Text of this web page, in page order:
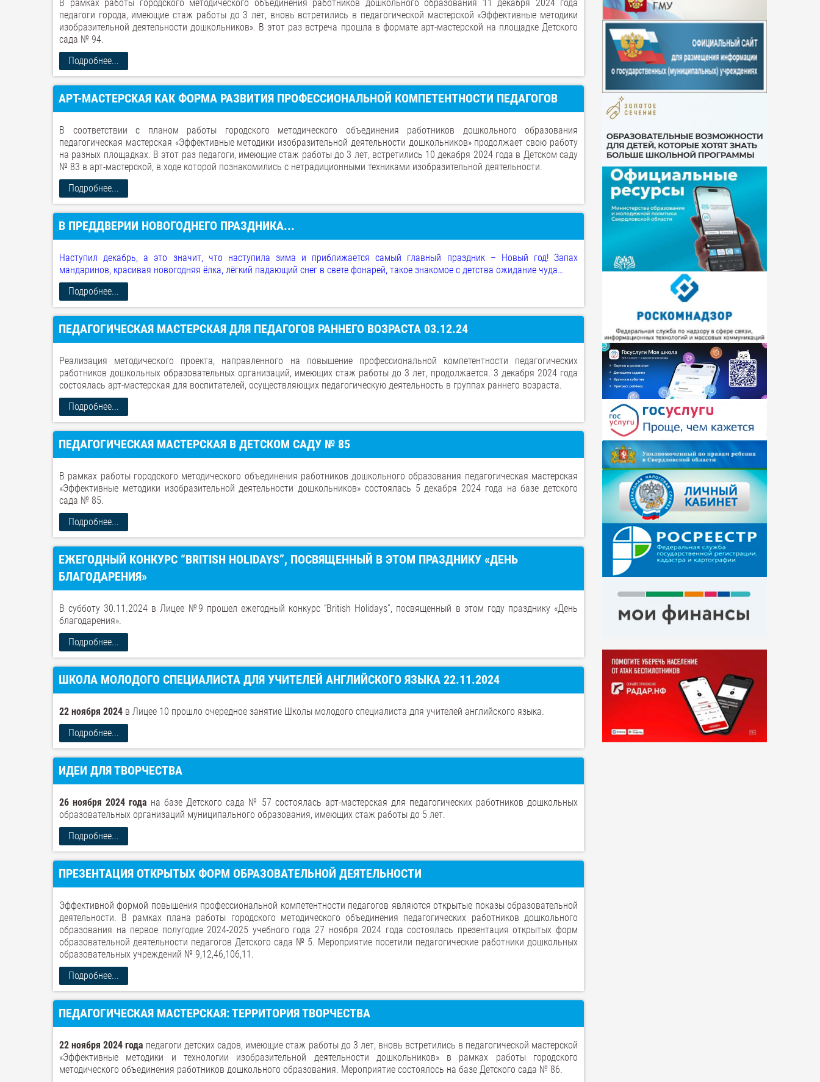
В рамках работы городского методического объединения работников дошкольного образования 11 декабря 2024 года
педагоги города, имеющие стаж работы до 3 лет, вновь встретились в педагогической мастерской «Эффективные методики
изобразительной деятельности дошкольников». В этот раз встреча прошла в формате арт-мастерской на площадке Детского
сада № 94.
Подробнее...
АРТ-МАСТЕРСКАЯ КАК ФОРМА РАЗВИТИЯ ПРОФЕССИОНАЛЬНОЙ КОМПЕТЕНТНОСТИ ПЕДАГОГОВ
В соответствии с планом работы городского методического объединения работников дошкольного образования
педагогическая мастерская «Эффективные методики изобразительной деятельности дошкольников» продолжает свою работу
на разных площадках. В этот раз педагоги, имеющие стаж работы до 3 лет, встретились 10 декабря 2024 года в Детском саду
№ 83 в арт-мастерской, в ходе которой познакомились с нетрадиционными техниками изобразительной деятельности.
Подробнее...
В ПРЕДДВЕРИИ НОВОГОДНЕГО ПРАЗДНИКА...
Наступил декабрь, а это значит, что наступила зима и приближается самый главный праздник – Новый год! Запах
мандаринов, красивая новогодняя ёлка, лёгкий падающий снег в свете фонарей, такое знакомое с детства ожидание чуда…
Подробнее...
ПЕДАГОГИЧЕСКАЯ МАСТЕРСКАЯ ДЛЯ ПЕДАГОГОВ РАННЕГО ВОЗРАСТА 03.12.24
Реализация методического проекта, направленного на повышение профессиональной компетентности педагогических
работников дошкольных образовательных организаций, имеющих стаж работы до 3 лет, продолжается. 3 декабря 2024 года
состоялась арт-мастерская для воспитателей, осуществляющих педагогическую деятельность в группах раннего возраста.
Подробнее...
ПЕДАГОГИЧЕСКАЯ МАСТЕРСКАЯ В ДЕТСКОМ САДУ № 85
В рамках работы городского методического объединения работников дошкольного образования педагогическая мастерская
«Эффективные методики изобразительной деятельности дошкольников» состоялась 5 декабря 2024 года на базе детского
сада № 85.
Подробнее...
ЕЖЕГОДНЫЙ КОНКУРС “BRITISH HOLIDAYS”, ПОСВЯЩЕННЫЙ В ЭТОМ ПРАЗДНИКУ «ДЕНЬ
БЛАГОДАРЕНИЯ»
В субботу 30.11.2024 в Лицее №9 прошел ежегодный конкурс “British Holidays”, посвященный в этом году празднику «День
благодарения».
Подробнее...
ШКОЛА МОЛОДОГО СПЕЦИАЛИСТА ДЛЯ УЧИТЕЛЕЙ АНГЛИЙСКОГО ЯЗЫКА 22.11.2024
22 ноября 2024 в Лицее 10 прошло очередное занятие Школы молодого специалиста для учителей английского языка.
Подробнее...
ИДЕИ ДЛЯ ТВОРЧЕСТВА
26 ноября 2024 года на базе Детского сада № 57 состоялась арт-мастерская для педагогических работников дошкольных
образовательных организаций муниципального образования, имеющих стаж работы до 5 лет.
Подробнее...
ПРЕЗЕНТАЦИЯ ОТКРЫТЫХ ФОРМ ОБРАЗОВАТЕЛЬНОЙ ДЕЯТЕЛЬНОСТИ
Эффективной формой повышения профессиональной компетентности педагогов являются открытые показы образовательной
деятельности. В рамках плана работы городского методического объединения педагогических работников дошкольного
образования на первое полугодие 2024-2025 учебного года 27 ноября 2024 года состоялась презентация открытых форм
образовательной деятельности педагогов Детского сада № 5. Мероприятие посетили педагогические работники дошкольных
образовательных учреждений № 9,12,46,106,11.
Подробнее...
ПЕДАГОГИЧЕСКАЯ МАСТЕРСКАЯ: ТЕРРИТОРИЯ ТВОРЧЕСТВА
22 ноября 2024 года педагоги детских садов, имеющие стаж работы до 3 лет, вновь встретились в педагогической мастерской
«Эффективные методики и технологии изобразительной деятельности дошкольников» в рамках работы городского
методического объединения работников дошкольного образования. Мероприятие состоялось на базе Детского сада № 86.